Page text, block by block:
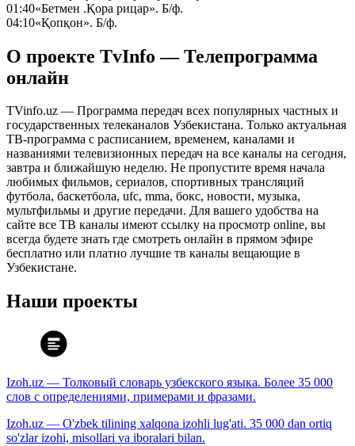
01:40«Бетмен .Қора рицар». Б/ф.
04:10«Қопқон». Б/ф.
О проекте TvInfo — Телепрограмма
онлайн
TVinfo.uz — Программа передач всех популярных частных и
государственных телеканалов Узбекистана. Только актуальная
ТВ-программа с расписанием, временем, каналами и
названиями телевизионных передач на все каналы на сегодня,
завтра и ближайшую неделю. Не пропустите время начала
любимых фильмов, сериалов, спортивных трансляций
футбола, баскетбола, ufc, mma, бокс, новости, музыка,
мультфильмы и другие передачи. Для вашего удобства на
сайте все ТВ каналы имеют ссылку на просмотр online, вы
всегда будете знать где смотреть онлайн в прямом эфире
бесплатно или платно лучшие тв каналы вещающие в
Узбекистане.
Наши проекты
Izoh.uz — Толковый словарь узбекского языка. Более 35 000
слов с определениями, примерами и фразами.
Izoh.uz — O'zbek tilining xalqona izohli lug'ati. 35 000 dan ortiq
so'zlar izohi, misollari va iboralari bilan.